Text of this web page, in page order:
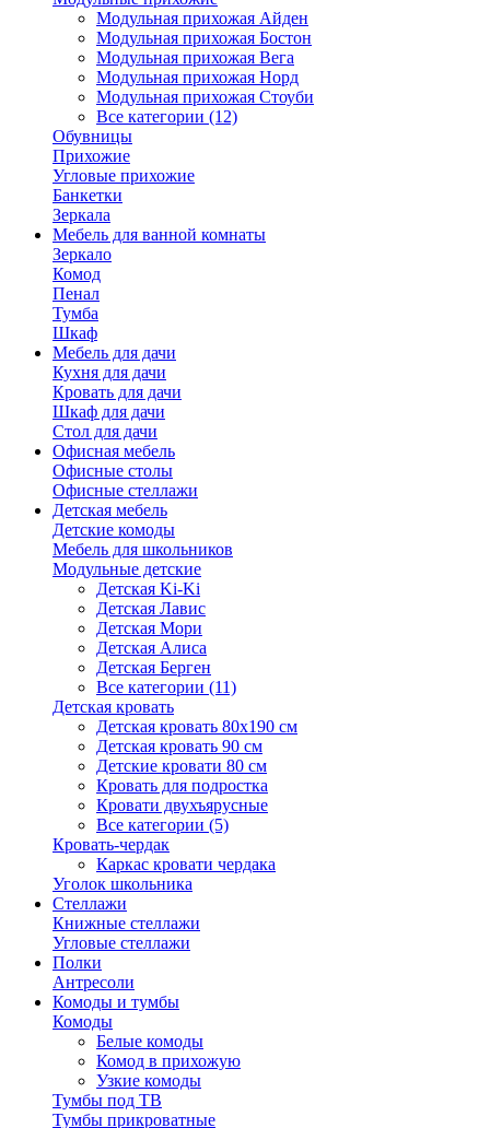
Модульная прихожая Айден
Модульная прихожая Бостон
Модульная прихожая Вега
Модульная прихожая Норд
Модульная прихожая Стоуби
Все категории (12)
Обувницы
Прихожие
Угловые прихожие
Банкетки
Зеркала
Мебель для ванной комнаты
Зеркало
Комод
Пенал
Тумба
Шкаф
Мебель для дачи
Кухня для дачи
Кровать для дачи
Шкаф для дачи
Стол для дачи
Офисная мебель
Офисные столы
Офисные стеллажи
Детская мебель
Детские комоды
Мебель для школьников
Модульные детские
Детская Ki-Ki
Детская Лавис
Детская Мори
Детская Алиса
Детская Берген
Все категории (11)
Детская кровать
Детская кровать 80х190 см
Детская кровать 90 см
Детские кровати 80 см
Кровать для подростка
Кровати двухъярусные
Все категории (5)
Кровать-чердак
Каркас кровати чердака
Уголок школьника
Стеллажи
Книжные стеллажи
Угловые стеллажи
Полки
Антресоли
Комоды и тумбы
Комоды
Белые комоды
Комод в прихожую
Узкие комоды
Тумбы под ТВ
Тумбы прикроватные